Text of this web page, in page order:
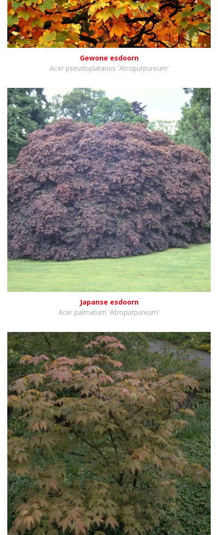
Gewone esdoorn
Acer pseudoplatanus 'Atropurpureum'
Japanse esdoorn
Acer palmatum 'Atropurpureum'